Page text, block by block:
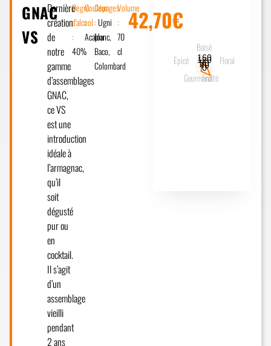
GNAC
VS
42,70€
Dernière
création
de
notre
gamme
d’assemblages
GNAC,
ce VS
est une
introduction
idéale à
l’armagnac,
qu’il
soit
dégusté
pur ou
en
cocktail.
Il s’agit
d’un
assemblage
vieilli
pendant
2 ans
Degré
d'alcool
:
40%
Couleur
:
Acajou
Cépages
:Ugni
blanc,
Baco,
Colombard
Volume
:
70
cl
Boisé
Floral
Fruité
Gourmand
Épicé 160
120
80
40
0